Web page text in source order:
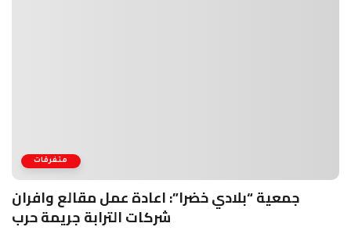
متفرقات
جمعية “بلادي خضرا”: اعادة عمل مقالع وافران
شركات الترابة جريمة حرب